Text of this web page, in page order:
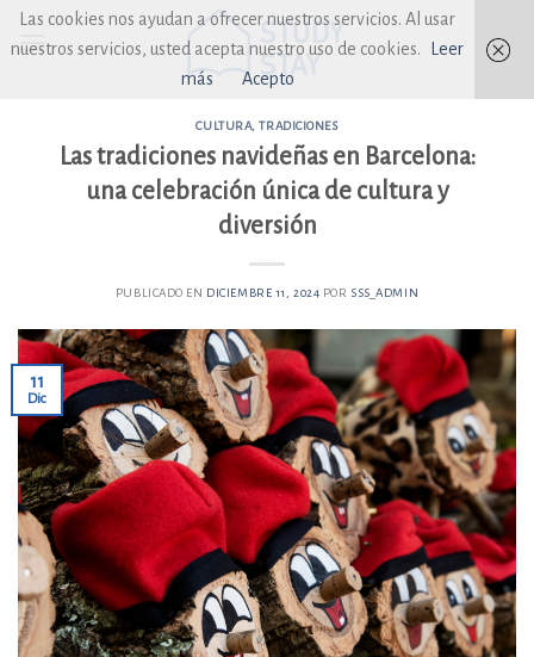
Skip
to
CULTURA,TRADICIONES
Las tradiciones navideñas en Barcelona:
una celebración única de cultura y
diversión
PUBLICADO EN DICIEMBRE 11, 2024 POR SSS_ADMIN
11
Dic
Las cookies nos ayudan a ofrecer nuestros servicios. Al usar
nuestros servicios, usted acepta nuestro uso de cookies.
Leer
más
Acepto